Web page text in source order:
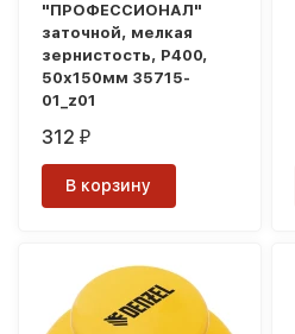
"ПРОФЕССИОНАЛ"
заточной, мелкая
зернистость, Р400,
50х150мм 35715-
01_z01
312₽
В корзину